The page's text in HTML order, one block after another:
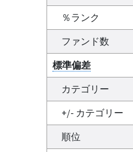
％ランク
ファンド数
標準偏差
カテゴリー
+/- カテゴリー
順位